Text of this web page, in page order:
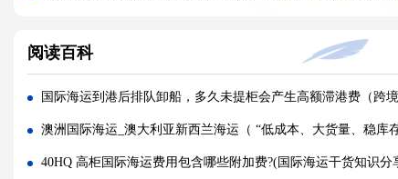
国际空运计费重与实际重、体积重怎么换算（国际空运干货知识
普通货物走国际空运最低多少公斤起运（不清楚的外贸人看过
国际空运和国际快递到底有哪些核心区别（国际物流干货知识
国际空运计费重与实际重、体积重怎么换算（国际空运干货知识
阅读百科
国际海运到港后排队卸船，多久未提柜会产生高额滞港费（跨
澳洲国际海运_澳大利亚新西兰海运（ “低成本、大货量、稳库
40HQ 高柜国际海运费用包含哪些附加费?(国际海运干货知识分